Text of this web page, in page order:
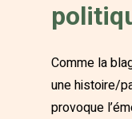
Comme la
une histoire/
provoque